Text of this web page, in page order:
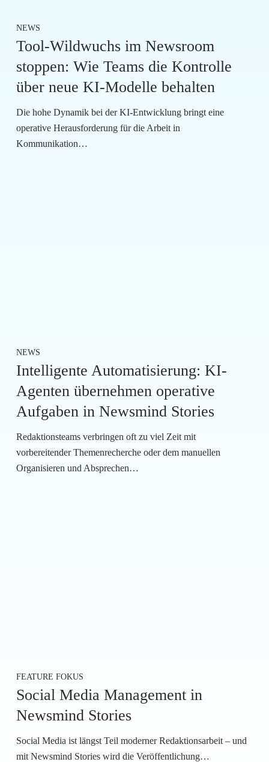
NEWS
Tool-Wildwuchs im Newsroom
stoppen: Wie Teams die Kontrolle
über neue KI-Modelle behalten
Die hohe Dynamik bei der KI-Entwicklung bringt eine
operative Herausforderung für die Arbeit in
Kommunikation…
NEWS
Intelligente Automatisierung: KI-
Agenten übernehmen operative
Aufgaben in Newsmind Stories
Redaktionsteams verbringen oft zu viel Zeit mit
vorbereitender Themenrecherche oder dem manuellen
Organisieren und Absprechen…
FEATURE FOKUS
Social Media Management in
Newsmind Stories
Social Media ist längst Teil moderner Redaktionsarbeit – und
mit Newsmind Stories wird die Veröffentlichung…